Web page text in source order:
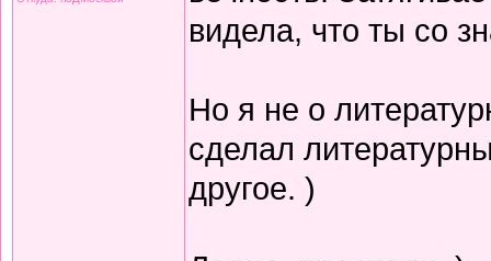
видела, что ты со
Но я не о
сделал
другое. )